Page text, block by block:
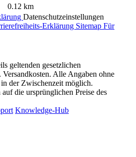
0.12 km
Datenschutzeinstellungen
Erklärung Sitemap Für
geltenden gesetzlichen
Alle Angaben ohne
der Zwischenzeit möglich.
die ursprünglichen Preise des
Knowledge-Hub